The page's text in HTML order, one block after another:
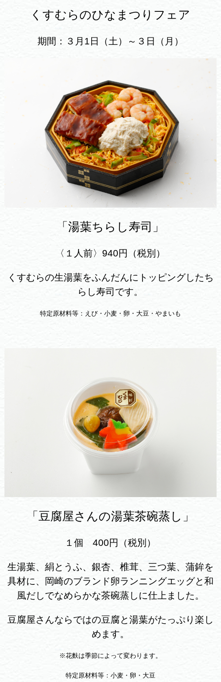
くすむらのひなまつりフェア
期間：３月1日（土）～３日（月）
「湯葉ちらし寿司」
〈１人前〉940円（税別）
くすむらの生湯葉をふんだんにトッピングしたち
らし寿司です。
特定原材料等：えび・小麦・卵・大豆・やまいも
「豆腐屋さんの湯葉茶碗蒸し」
１個 400円（税別）
生湯葉、絹とうふ、銀杏、椎茸、三つ葉、蒲鉾を
具材に、岡崎のブランド卵ランニングエッグと和
風だしでなめらかな茶碗蒸しに仕上ました。
豆腐屋さんならではの豆腐と湯葉がたっぷり楽し
めます。
※花麩は季節によって変わります。
特定原材料等：小麦・卵・大豆